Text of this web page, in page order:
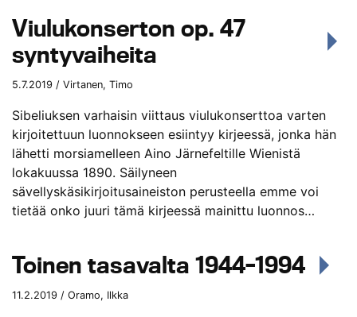
Viulukonserton op. 47
syntyvaiheita
5.7.2019 / Virtanen, Timo
Sibeliuksen varhaisin viittaus viulukonserttoa varten
kirjoitettuun luonnokseen esiintyy kirjeessä, jonka hän
lähetti morsiamelleen Aino Järnefeltille Wienistä
lokakuussa 1890. Säilyneen
sävellyskäsikirjoitusaineiston perusteella emme voi
tietää onko juuri tämä kirjeessä mainittu luonnos…
Toinen tasavalta 1944–1994
11.2.2019 / Oramo, Ilkka